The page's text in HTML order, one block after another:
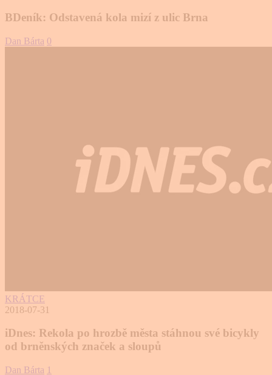
BDeník: Odstavená kola mizí z ulic Brna
Dan Bárta 0
KRÁTCE
2018-07-31
iDnes: Rekola po hrozbě města stáhnou své bicykly
od brněnských značek a sloupů
Dan Bárta 1